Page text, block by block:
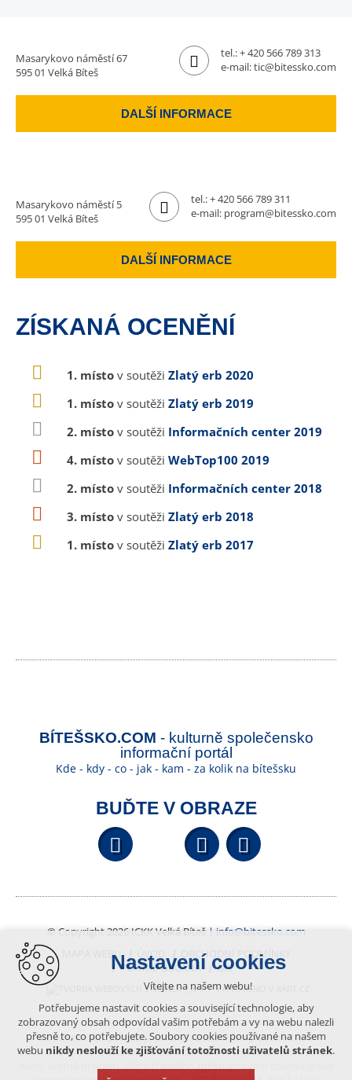
Masarykovo náměstí 67
595 01 Velká Bíteš
tel.:+ 420 566 789 313
e-mail:tic@bitessko.com
DALŠÍ INFORMACE
Masarykovo náměstí 5
595 01 Velká Bíteš
tel.:+ 420 566 789 311
e-mail: program@bitessko.com
DALŠÍ INFORMACE
ZÍSKANÁ OCENĚNÍ
1. místo v soutěži Zlatý erb 2020
1. místo v soutěži Zlatý erb 2019
2. místo v soutěži Informačních center 2019
4. místo v soutěži WebTop100 2019
2. místo v soutěži Informačních center 2018
3. místo v soutěži Zlatý erb 2018
1. místo v soutěži Zlatý erb 2017
BÍTEŠSKO.COM - kulturně společensko
informační portál
Kde - kdy - co - jak - kam - za kolik na bítešsku
BUĎTE V OBRAZE
Facebook YouTube
© Copyright 2026 ICKK Velká Bíteš | info@bitessko.com
MAPA WEBU
ÚVOD
OBCHODNÍ PODMÍNKY
PORTÁL OBČANA
GIS
VYTVOŘENO V XART.CZ
Obsah tohoto portálu je chráněn autorským právem, které
vykonává vydavatel. Jakékoliv užití článků a fotografií z této podoby
Nastavení cookies
Vítejte na našem webu!
Potřebujeme nastavit cookies a související technologie, aby
zobrazovaný obsah odpovídal vašim potřebám a vy na webu nalezli
přesně to, co potřebujete. Soubory cookies používané na našem
webu nikdy neslouží ke zjišťování totožnosti uživatelů stránek.